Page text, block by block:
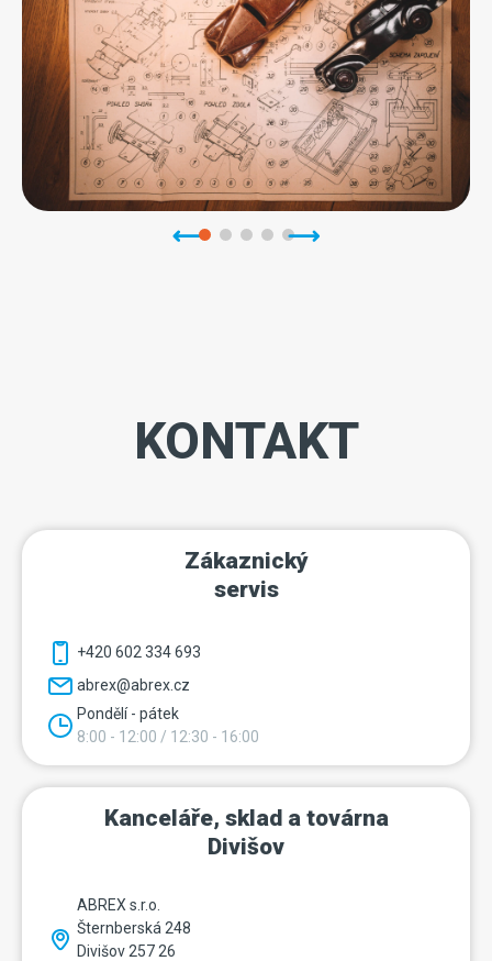
KONTAKT
Zákaznický
servis
+420 602 334 693
abrex@abrex.cz
Pondělí - pátek
8:00 - 12:00 / 12:30 - 16:00
Kanceláře, sklad a továrna
Divišov
ABREX s.r.o.
Šternberská 248
Divišov 257 26